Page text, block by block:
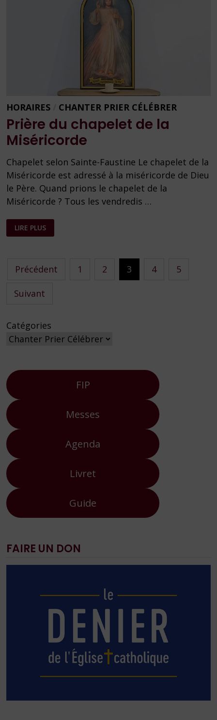
HORAIRES CHANTER PRIER CÉLÉBRER
Prière du chapelet de la
Miséricorde
Chapelet selon Sainte-Faustine Le chapelet de la
Miséricorde est adressé à la miséricorde de Dieu
le Père. Quand prions le chapelet de la
Miséricorde ? Tous les vendredis …
PRIÈRE
DU
CHAPELET
LIRE PLUS
Pagination
des
publications
Précédent 1 2 3 4 5
Suivant
Catégories
FIP
Messes
Agenda
Livret
Guide
FAIRE UN DON